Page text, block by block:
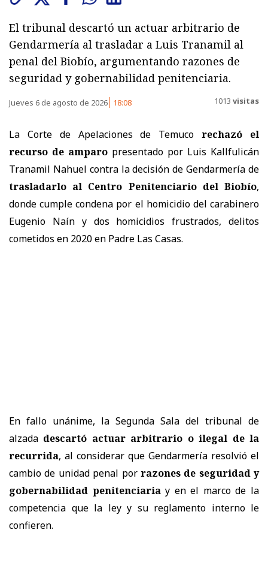
El tribunal descartó un actuar arbitrario de
Gendarmería al trasladar a Luis Tranamil al
penal del Biobío, argumentando razones de
seguridad y gobernabilidad penitenciaria.
Jueves 6 de agosto de 2026 18:08 1013 visitas
La Corte de Apelaciones de Temuco rechazó el
recurso de amparo presentado por Luis Kallfulicán
Tranamil Nahuel contra la decisión de Gendarmería de
trasladarlo al Centro Penitenciario del Biobío,
donde cumple condena por el homicidio del carabinero
Eugenio Naín y dos homicidios frustrados, delitos
cometidos en 2020 en Padre Las Casas.
En fallo unánime, la Segunda Sala del tribunal de
alzada descartó actuar arbitrario o ilegal de la
recurrida, al considerar que Gendarmería resolvió el
cambio de unidad penal por razones de seguridad y
gobernabilidad penitenciariay en el marco de la
competencia que la ley y su reglamento interno le
confieren.